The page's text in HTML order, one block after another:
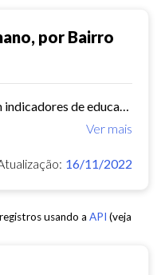
por Bairro
Ver mais
16/11/2022
usando a API (veja